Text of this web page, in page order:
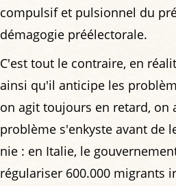
compulsif et pulsionnel du
démagogie préélectorale.
C'est tout le contraire, en
ainsi qu'il anticipe les
on agit toujours en retard, on
problème s'enkyste avant de
nie : en Italie, le
régulariser 600.000 migrants